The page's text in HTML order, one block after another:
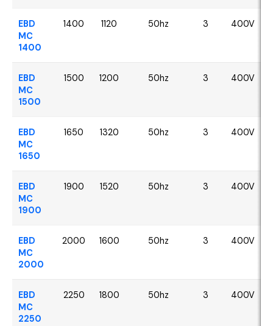
EBD
MC
1400
1400 1120 50hz 3 400V
EBD
MC
1500
1500 1200 50hz 3 400V
EBD
MC
1650
1650 1320 50hz 3 400V
EBD
MC
1900
1900 1520 50hz 3 400V
EBD
MC
2000
2000 1600 50hz 3 400V
EBD
MC
2250
2250 1800 50hz 3 400V